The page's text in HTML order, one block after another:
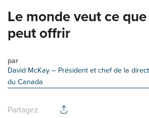
Le monde veut ce
peut offrir
par
David McKay– Président et chef de la
du Canada
Partagez